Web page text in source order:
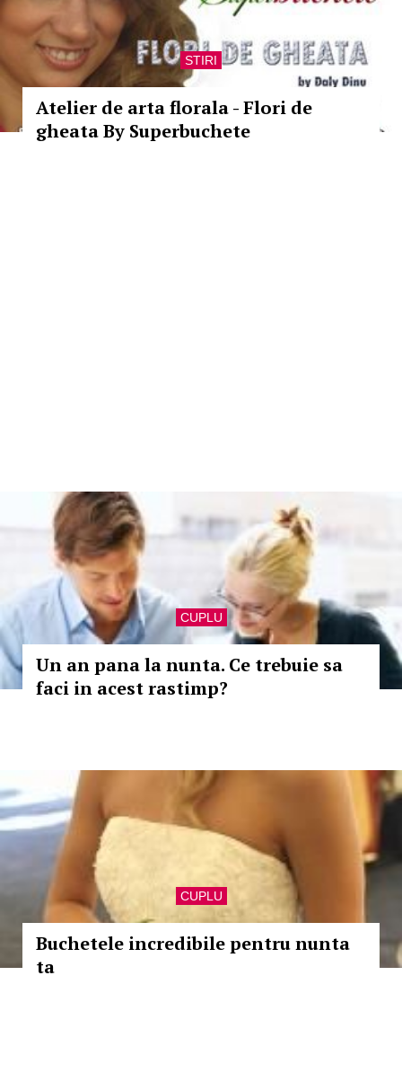
STIRI
Atelier de arta florala - Flori de
gheata By Superbuchete
CUPLU
Un an pana la nunta. Ce trebuie sa
faci in acest rastimp?
CUPLU
Buchetele incredibile pentru nunta
ta